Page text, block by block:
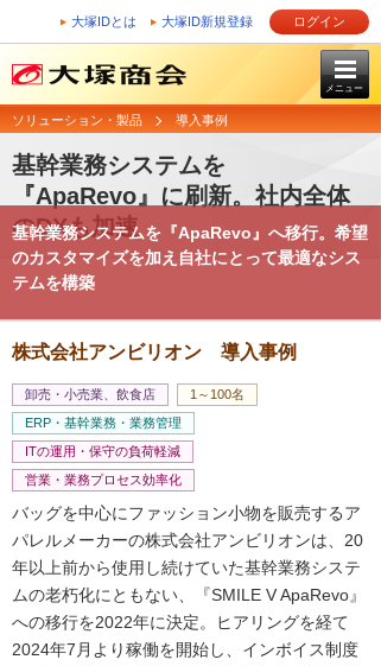
大塚IDとは 大塚ID新規登録 ログイン
メニュー
ソリューション・製品 導入事例
基幹業務システムを
『ApaRevo』に刷新。社内全体
のDXも加速
基幹業務システムを『ApaRevo』へ移行。希望
のカスタマイズを加え自社にとって最適なシス
テムを構築
株式会社アンビリオン 導入事例
卸売・小売業、飲食店
1～100名
ERP・基幹業務・業務管理
ITの運用・保守の負荷軽減
営業・業務プロセス効率化
バッグを中心にファッション小物を販売するア
パレルメーカーの株式会社アンビリオンは、20
年以上前から使用し続けていた基幹業務システ
ムの老朽化にともない、『SMILE V ApaRevo』
への移行を2022年に決定。ヒアリングを経て
2024年7月より稼働を開始し、インボイス制度